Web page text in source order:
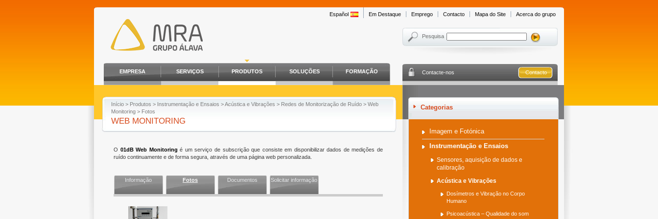
Em Destaque Emprego Contacto Mapa do Site Acerca do grupo
Español
EMPRESA SERVIÇOS PRODUTOS SOLUÇÕES FORMAÇÃO
Pesquisa
Contacte-nos Contacto
Início > Produtos > Instrumentação e Ensaios >Acústica e Vibrações > Redes de Monitorização de Ruído > Web
Monitoring > Fotos
WEB MONITORING
O 01dB Web Monitoring é um serviço de subscrição que consiste em disponibilizar dados de medições de
ruído continuamente e de forma segura, através de uma página web personalizada.
Informação Fotos Documentos Solicitar informação
Categorias
Imagem e Fotónica
Instrumentação e Ensaios
Sensores, aquisição de dados e
calibração
Acústica e Vibrações
Dosímetros e Vibração no Corpo
Humano
Psicoacústica – Qualidade do som